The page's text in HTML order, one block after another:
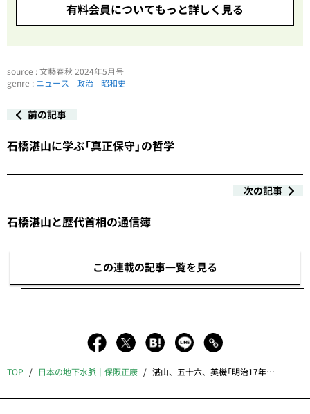
有料会員についてもっと詳しく見る
source : 文藝春秋 2024年5月号
genre : ニュース 政治 昭和史
前の記事
石橋湛山に学ぶ「真正保守」の哲学
次の記事
石橋湛山と歴代首相の通信簿
この連載の記事一覧を見る
TOP 日本の地下水脈｜保阪正康 湛山、五十六、英機「明治17年生まれ」の岐路